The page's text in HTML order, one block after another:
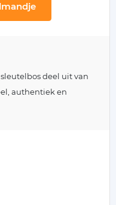
deel uit van
authentiek en